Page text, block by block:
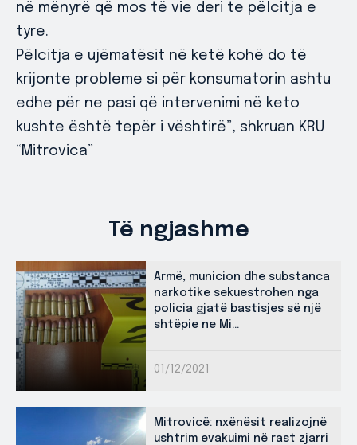
në mënyrë që mos të vie deri te pëlcitja e
tyre.
Pëlcitja e ujëmatësit në ketë kohë do të
krijonte probleme si për konsumatorin ashtu
edhe për ne pasi që intervenimi në keto
kushte është tepër i vështirë”, shkruan KRU
“Mitrovica”
Të ngjashme
Armë, municion dhe substanca
narkotike sekuestrohen nga
policia gjatë bastisjes së një
shtëpie ne Mi...
01/12/2021
Mitrovicë: nxënësit realizojnë
ushtrim evakuimi në rast zjarri